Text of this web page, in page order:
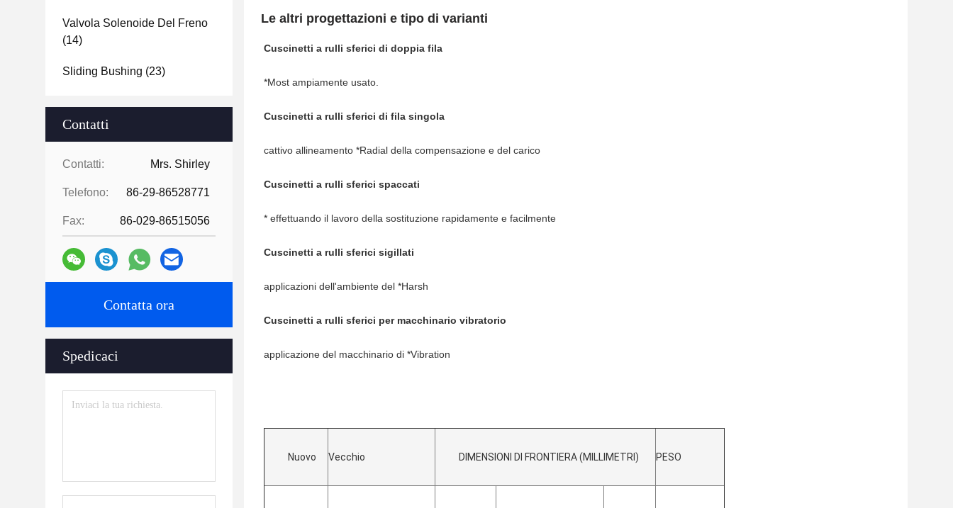
Valvola Solenoide Del Freno
(14)
Sliding Bushing (23)
Contatti
Contatti: Mrs. Shirley
Telefono: 86-29-86528771
Fax: 86-029-86515056
Contatta ora
Spedicaci
Le altri progettazioni e tipo di varianti
Cuscinetti a rulli sferici di doppia fila
*Most ampiamente usato.
Cuscinetti a rulli sferici di fila singola
cattivo allineamento *Radial della compensazione e del carico
Cuscinetti a rulli sferici spaccati
* effettuando il lavoro della sostituzione rapidamente e facilmente
Cuscinetti a rulli sferici sigillati
applicazioni dell'ambiente del *Harsh
Cuscinetti a rulli sferici per macchinario vibratorio
applicazione del macchinario di *Vibration
Nuovo Vecchio DIMENSIONI DI FRONTIERA (MILLIMETRI) PESO